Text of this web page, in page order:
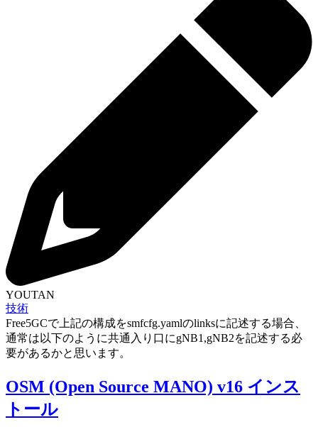
YOUTAN
技術
Free5GCで上記の構成をsmfcfg.yamlのlinksに記述する場合、
通常は以下のように共通入り口にgNB1,gNB2を記述する必
要があるかと思います。
OSM (Open Source MANO) v16 インス
トール